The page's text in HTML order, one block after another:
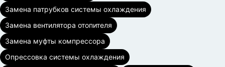
Замена патрубков системы охлаждения
Замена вентилятора отопителя
Замена муфты компрессора
Опрессовка системы охлаждения